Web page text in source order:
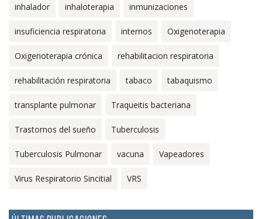
inhalador inhaloterapia inmunizaciones
insuficiencia respiratoria internos Oxigenoterapia
Oxigenoterapia crónica rehabilitacion respiratoria
rehabilitación respiratoria tabaco tabaquismo
transplante pulmonar Traqueitis bacteriana
Trastornos del sueño Tuberculosis
Tuberculosis Pulmonar vacuna Vapeadores
Virus Respiratorio Sincitial VRS